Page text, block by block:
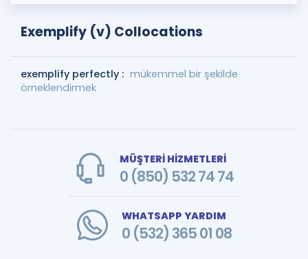
Exemplify (v) Collocations
exemplify perfectly : mükemmel bir şekilde
örneklendirmek
MÜŞTERİ HİZMETLERİ
0 (850) 532 74 74
WHATSAPP YARDIM
0 (532) 365 01 08